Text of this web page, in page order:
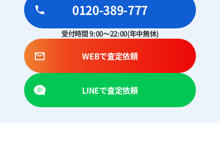
0120-389-777
受付時間 9:00～22:00(年中無休)
WEBで査定依頼
LINEで査定依頼